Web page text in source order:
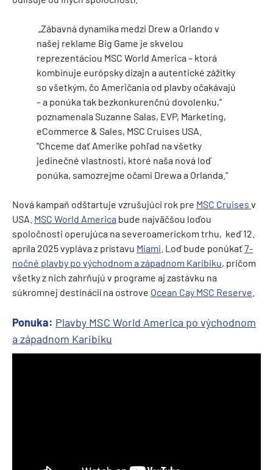
„Zábavná dynamika medzi Drew a Orlando v
našej reklame Big Game je skvelou
reprezentáciou MSC World America – ktorá
kombinuje európsky dizajn a autentické zážitky
so všetkým, čo Američania od plavby očakávajú
– a ponúka tak bezkonkurenčnú dovolenku,“
poznamenala Suzanne Salas, EVP, Marketing,
eCommerce & Sales, MSC Cruises USA.
"Chceme dať Amerike pohľad na všetky
jedinečné vlastnosti, ktoré naša nová loď
ponúka, samozrejme očami Drewa a Orlanda."
Nová kampaň odštartuje vzrušujúci rok pre MSC Cruises v
USA. MSC World America bude najväčšou loďou
spoločnosti operujúca na severoamerickom trhu, keď 12.
apríla 2025 vypláva z prístavu Miami . Loď bude ponúkať7-
nočné plavby po východnom a západnom Karibiku, pričom
všetky z nich zahrňujú v programe aj zastávku na
súkromnej destinácií na ostrove Ocean Cay MSC Reserve
Ponuka: Plavby MSC World America po východnom
a západnom Karibiku